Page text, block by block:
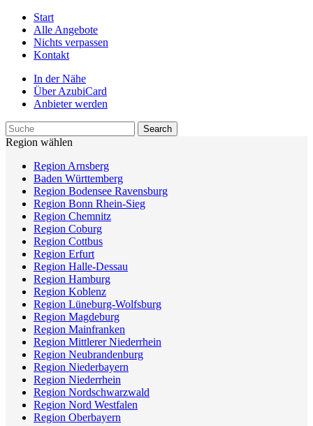
Start
Alle Angebote
Nichts verpassen
Kontakt
In der Nähe
Über AzubiCard
Anbieter werden
Region wählen
Region Arnsberg
Baden Württemberg
Region Bodensee Ravensburg
Region Bonn Rhein-Sieg
Region Chemnitz
Region Coburg
Region Cottbus
Region Erfurt
Region Halle-Dessau
Region Hamburg
Region Koblenz
Region Lüneburg-Wolfsburg
Region Magdeburg
Region Mainfranken
Region Mittlerer Niederrhein
Region Neubrandenburg
Region Niederbayern
Region Niederrhein
Region Nordschwarzwald
Region Nord Westfalen
Region Oberbayern